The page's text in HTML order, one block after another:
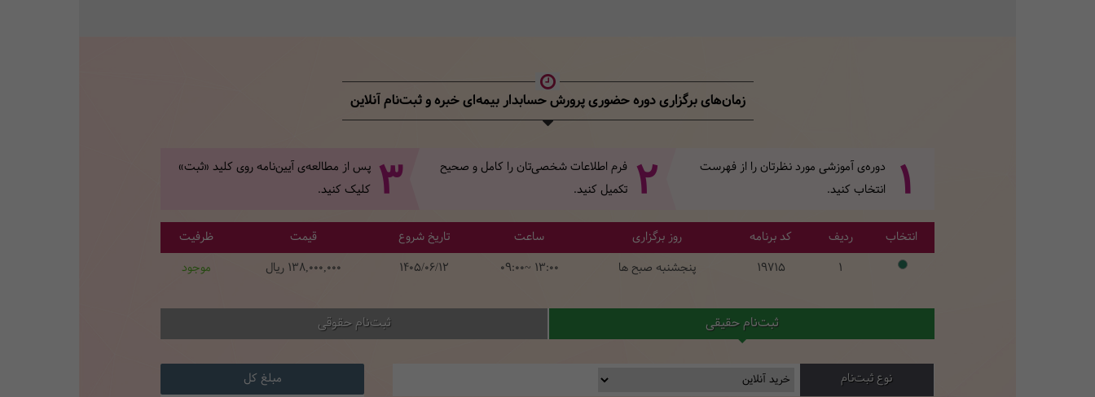
زمان‌های برگزاری دوره حضوری پرورش حسابدار بیمه‌ای خبرهو ثبت‌نام آنلاین
1
دوره‌ی آموزشی مورد نظرتان را از فهرست
انتخاب کنید.
2 فرم اطلاعات شخصی‌تان‌ را کامل و صحیح
تکمیل کنید.
3 پس از مطالعه‌ی آیین‌نامه روی کلید «ثبت»
کلیک کنید.
انتخاب ردیف کد برنامه روز برگزاری ساعت تاریخ شروع قیمت
ظرفیت
1
19715 پنجشنبه صبح ها 09:00~ 13:00
1405/06/12
138,000,000 ریال موجود
ثبت‌نام حقیقی ثبت‌نام حقوقی
نوع ثبت‌نام
مبلغ کل